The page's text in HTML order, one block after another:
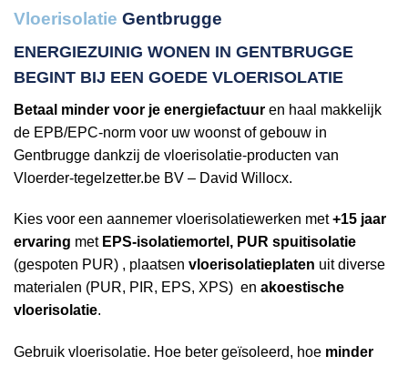
Vloerisolatie Gentbrugge
ENERGIEZUINIG WONEN IN GENTBRUGGE
BEGINT BIJ EEN GOEDE VLOERISOLATIE
Betaal minder voor je energiefactuur en haal makkelijk
de EPB/EPC-norm voor uw woonst of gebouw in
Gentbrugge dankzij de vloerisolatie-producten van
Vloerder-tegelzetter.be BV – David Willocx.
Kies voor een aannemer vloerisolatiewerken met+15 jaar
ervaring met EPS-isolatiemortel, PUR spuitisolatie
(gespoten PUR) , plaatsen vloerisolatieplaten uit diverse
materialen (PUR, PIR, EPS, XPS) en akoestische
vloerisolatie.
Gebruik vloerisolatie. Hoe beter geïsoleerd, hoe minder